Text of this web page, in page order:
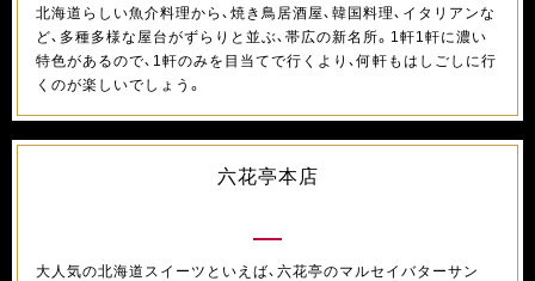
北海道らしい魚介料理から、焼き鳥居酒屋、韓国料理、イタリアンな
ど、多種多様な屋台がずらりと並ぶ、帯広の新名所。1軒1軒に濃い
特色があるので、1軒のみを目当てで行くより、何軒もはしごしに行
くのが楽しいでしょう。
六花亭本店
大人気の北海道スイーツといえば、六花亭のマルセイバターサン